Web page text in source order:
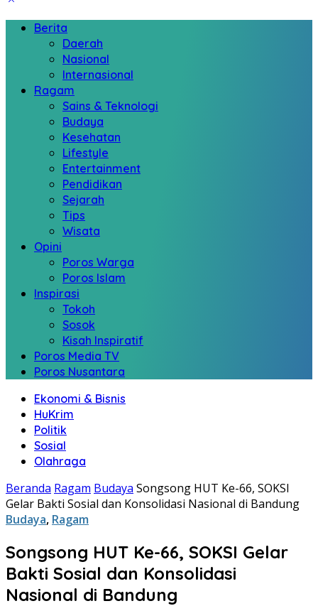
Berita
Daerah
Nasional
Internasional
Ragam
Sains & Teknologi
Budaya
Kesehatan
Lifestyle
Entertainment
Pendidikan
Sejarah
Tips
Wisata
Opini
Poros Warga
Poros Islam
Inspirasi
Tokoh
Sosok
Kisah Inspiratif
Poros Media TV
Poros Nusantara
Ekonomi & Bisnis
HuKrim
Politik
Sosial
Olahraga
Beranda Ragam Budaya Songsong HUT Ke-66, SOKSI
Gelar Bakti Sosial dan Konsolidasi Nasional di Bandung
Budaya, Ragam
Songsong HUT Ke-66, SOKSI Gelar
Bakti Sosial dan Konsolidasi
Nasional di Bandung